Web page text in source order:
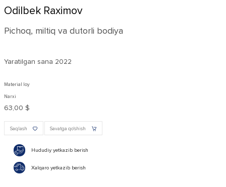
Odilbek Raximov
Pichoq, miltiq va dutorli bodiya
Yaratilgan sana 2022
Material loy
Narxi
63,00 $
Saqlash Savatga qo'shish
Hududiy yetkazib berish
Xalqaro yetkazib berish